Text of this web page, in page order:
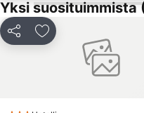
Yksi suosituimmista
Jaa Lisää suosikkeihin